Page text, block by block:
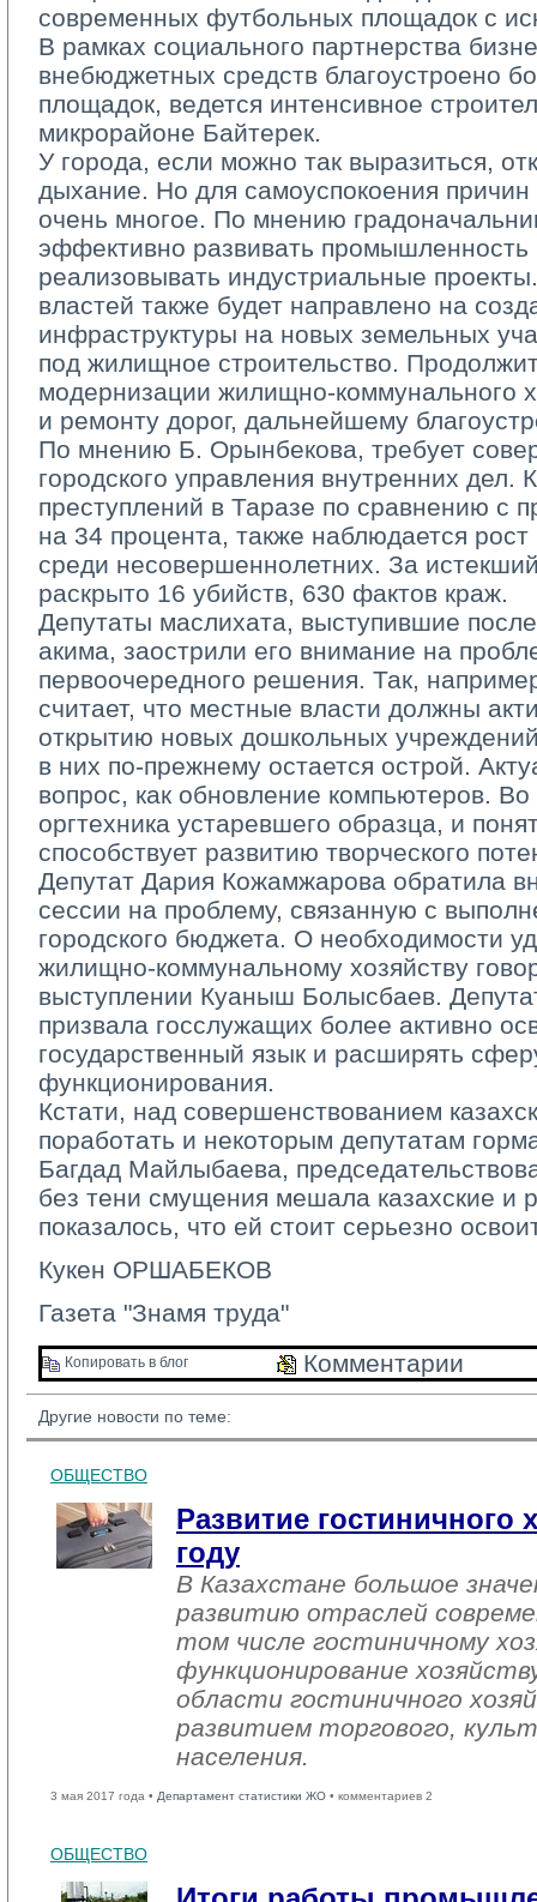
современных футбольных площадок с
В рамках социального партнерства
внебюджетных средств благоустроено
площадок, ведется интенсивное
микрорайоне Байтерек.
У города, если можно так выразиться,
дыхание. Но для самоуспокоения причин
очень многое. По мнению
эффективно развивать промышленность
реализовывать индустриальные
властей также будет направлено на
инфраструктуры на новых земельных
под жилищное строительство.
модернизации жилищно­-коммунального
и ремонту дорог, дальнейшему
По мнению Б. Орынбекова, требует
городского управления внутренних дел.
преступлений в Таразе по сравнению с
на 34 процента, также наблюдается
среди несовершеннолетних. За
раскрыто 16 убийств, 630 фактов краж.
Депутаты маслихата, выступившие
акима, заострили его внимание на
первоочередного решения. Так,
считает, что местные власти должны
открытию новых дошкольных
в них по­-прежнему остается острой.
вопрос, как обновление компьютеров.
оргтехника устаревшего образца, и
способствует развитию творческого
Депутат Дария Кожамжарова обратила
сессии на проблему, связанную с
городского бюджета. О необходимости
жилищно-­коммунальному хозяйству
выступлении Куаныш Болысбаев.
призвала госслужащих более активно
государственный язык и расширять
функционирования.
Кстати, над совершенствованием
поработать и некоторым депутатам
Багдад Майлыбаева,
без тени смущения мешала казахские и
показалось, что ей стоит серьезно
Кукен ОРШАБЕКОВ
Газета "Знамя труда"
Копировать в блог Комментарии
Другие новости по теме:
ОБЩЕСТВО
Развитие гостиничного
году
В Казахстане большое
развитию отраслей
том числе гостиничному
функционирование
области гостиничного
развитием торгового,
населения.
3 мая 2017 года • Департамент статистики ЖО • комментариев 2
ОБЩЕСТВО